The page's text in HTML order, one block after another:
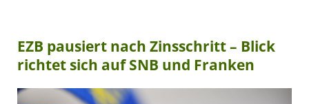
EZB pausiert nach Zinsschritt – Blick
richtet sich auf SNB und Franken